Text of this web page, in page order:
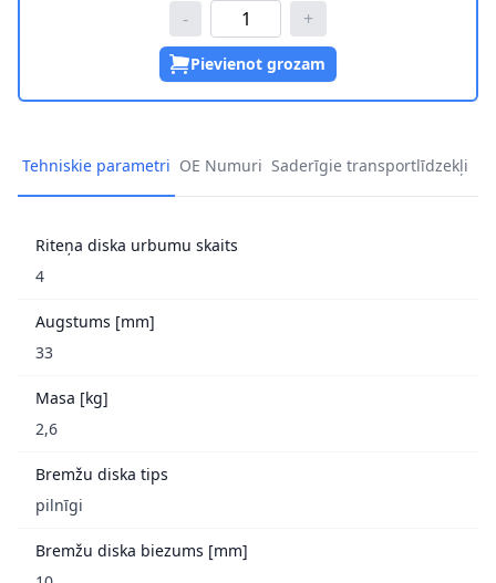
- +
Pievienot grozam
Tehniskie parametri OE Numuri Saderīgie transportlīdzekļi
Riteņa diska urbumu skaits
4
Augstums [mm]
33
Masa [kg]
2,6
Bremžu diska tips
pilnīgi
Bremžu diska biezums [mm]